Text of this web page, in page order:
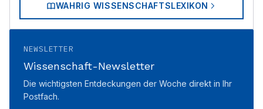
WAHRIG WISSENSCHAFTSLEXIKON
NEWSLETTER
Wissenschaft-Newsletter
Die wichtigsten Entdeckungen der Woche direkt in Ihr
Postfach.